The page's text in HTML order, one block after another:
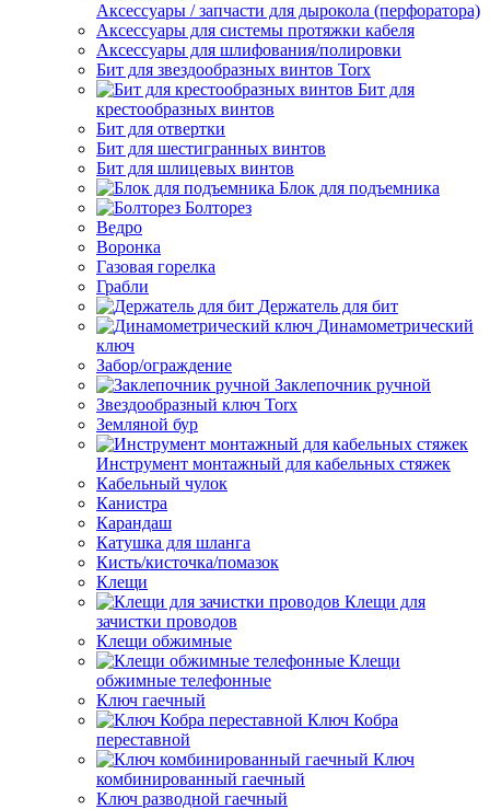
Аксессуары / запчасти для дырокола (перфоратора)
Аксессуары для системы протяжки кабеля
Аксессуары для шлифования/полировки
Бит для звездообразных винтов Torx
Бит для
крестообразных винтов
Бит для отвертки
Бит для шестигранных винтов
Бит для шлицевых винтов
Блок для подъемника
Болторез
Ведро
Воронка
Газовая горелка
Грабли
Держатель для бит
Динамометрический
ключ
Забор/ограждение
Заклепочник ручной
Звездообразный ключ Torx
Земляной бур
Инструмент монтажный для кабельных стяжек
Кабельный чулок
Канистра
Карандаш
Катушка для шланга
Кисть/кисточка/помазок
Клещи
Клещи для
зачистки проводов
Клещи обжимные
Клещи
обжимные телефонные
Ключ гаечный
Ключ Кобра
переставной
Ключ
комбинированный гаечный
Ключ разводной гаечный